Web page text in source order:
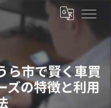
ら市で賢く車買
ズの特徴と利用